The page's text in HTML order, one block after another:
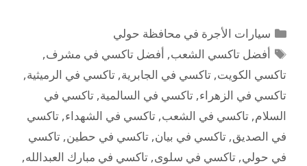
سيارات الأجرة في محافظة حولي
أفضل تاكسي الشعب, أفضل تاكسي في مشرف,
تاكسي الكويت, تاكسي في الجابرية, تاكسي في الرميثية,
تاكسي في الزهراء, تاكسي في السالمية, تاكسي في
السلام, تاكسي في الشعب, تاكسي في الشهداء, تاكسي
في الصديق, تاكسي في بيان, تاكسي في حطين, تاكسي
في حولي, تاكسي في سلوى, تاكسي في مبارك العبدالله,